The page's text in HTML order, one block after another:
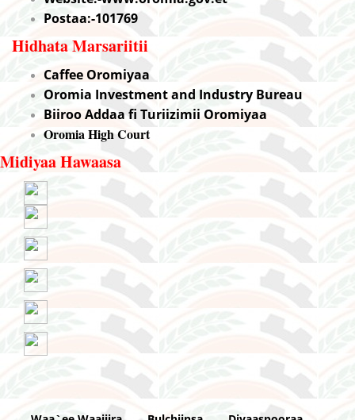
Postaa:-101769
Hidhata Marsariitii
Caffee Oromiyaa
Oromia Investment and Industry Bureau
Biiroo Addaa fi Turiizimii Oromiyaa
Oromia High Court
Midiyaa Hawaasa